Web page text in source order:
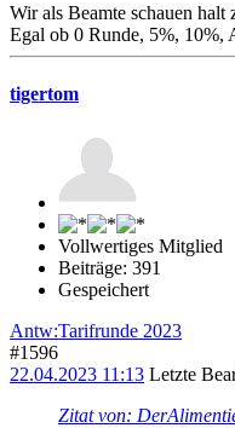
Wir als Beamte schauen halt
Egal ob 0 Runde, 5%, 10%,
tigertom
Vollwertiges Mitglied
Beiträge: 391
Gespeichert
Antw:Tarifrunde 2023
#1596
22.04.2023 11:13 Letzte
Zitat von: